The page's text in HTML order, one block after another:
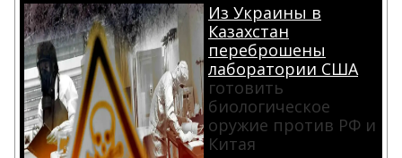
Из Украины в
Казахстан
переброшены
лаборатории США
готовить
биологическое
оружие против РФ и
Китая